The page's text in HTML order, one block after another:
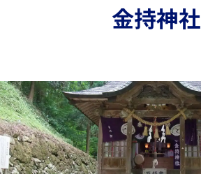
行き先
旅のお役立ち情報
金持神社